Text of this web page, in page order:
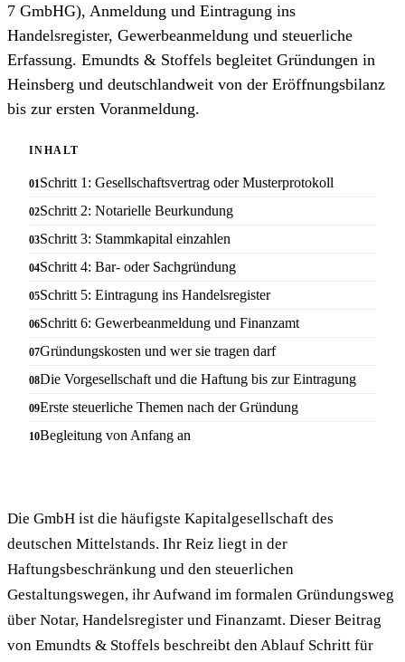
7 GmbHG), Anmeldung und Eintragung ins
Handelsregister, Gewerbeanmeldung und steuerliche
Erfassung. Emundts & Stoffels begleitet Gründungen in
Heinsberg und deutschlandweit von der Eröffnungsbilanz
bis zur ersten Voranmeldung.
INHALT
Schritt 1: Gesellschaftsvertrag oder Musterprotokoll
Schritt 2: Notarielle Beurkundung
Schritt 3: Stammkapital einzahlen
Schritt 4: Bar- oder Sachgründung
Schritt 5: Eintragung ins Handelsregister
Schritt 6: Gewerbeanmeldung und Finanzamt
Gründungskosten und wer sie tragen darf
Die Vorgesellschaft und die Haftung bis zur Eintragung
Erste steuerliche Themen nach der Gründung
Begleitung von Anfang an
Die GmbH ist die häufigste Kapitalgesellschaft des
deutschen Mittelstands. Ihr Reiz liegt in der
Haftungsbeschränkung und den steuerlichen
Gestaltungswegen, ihr Aufwand im formalen Gründungsweg
über Notar, Handelsregister und Finanzamt. Dieser Beitrag
von Emundts & Stoffels beschreibt den Ablauf Schritt für